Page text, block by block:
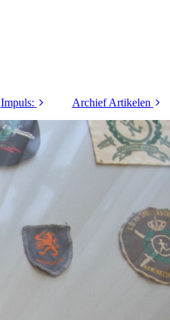
Impuls:
1973
1976
1977
1978
Archief Artikelen
40 jaar LO&Sport
5 Vragen / Interviews
Columns / series
Commanders Coin
Innovatie / Informatie